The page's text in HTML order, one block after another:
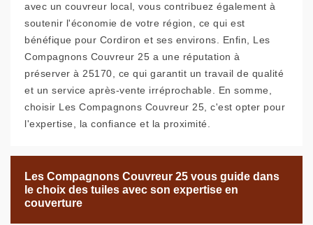
avec un couvreur local, vous contribuez également à
soutenir l'économie de votre région, ce qui est
bénéfique pour Cordiron et ses environs. Enfin, Les
Compagnons Couvreur 25 a une réputation à
préserver à 25170, ce qui garantit un travail de qualité
et un service après-vente irréprochable. En somme,
choisir Les Compagnons Couvreur 25, c'est opter pour
l'expertise, la confiance et la proximité.
Les Compagnons Couvreur 25 vous guide dans
le choix des tuiles avec son expertise en
couverture